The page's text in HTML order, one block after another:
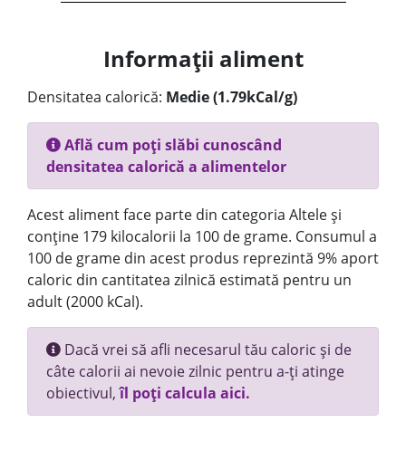
Informații aliment
Densitatea calorică: Medie (1.79kCal/g)
Află cum poți slăbi cunoscând
densitatea calorică a alimentelor
Acest aliment face parte din categoria Altele și
conține 179 kilocalorii la 100 de grame. Consumul a
100 de grame din acest produs reprezintă 9% aport
caloric din cantitatea zilnică estimată pentru un
adult (2000 kCal).
Dacă vrei să afli necesarul tău caloric și de
câte calorii ai nevoie zilnic pentru a-ți atinge
obiectivul,îl poți calcula aici.